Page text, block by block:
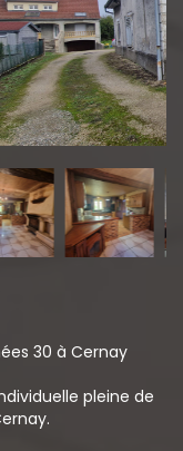
30 à Cernay
pleine de